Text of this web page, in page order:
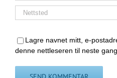
Lagre navnet mitt, e-
denne nettleseren til neste